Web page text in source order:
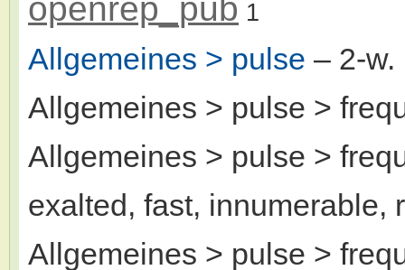
openrep_pub 1
Allgemeines > pulse – 2-
Allgemeines > pulse >
Allgemeines > pulse >
exalted, fast, innumerable,
Allgemeines > pulse >